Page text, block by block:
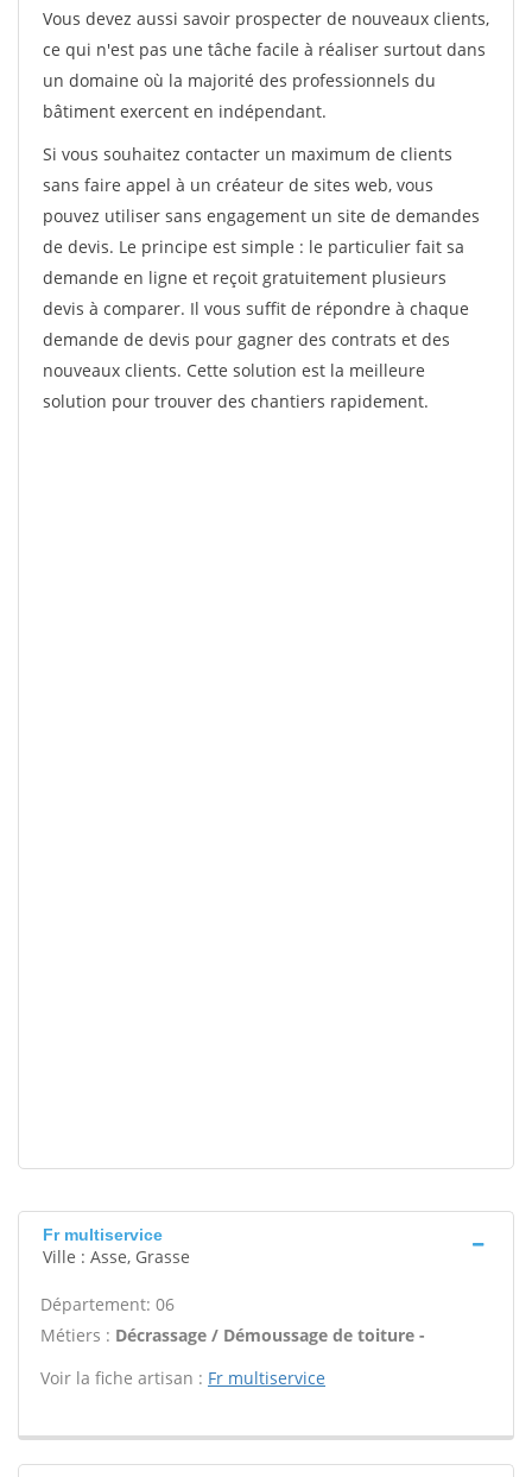
Vous devez aussi savoir prospecter de nouveaux clients,
ce qui n'est pas une tâche facile à réaliser surtout dans
un domaine où la majorité des professionnels du
bâtiment exercent en indépendant.
Si vous souhaitez contacter un maximum de clients
sans faire appel à un créateur de sites web, vous
pouvez utiliser sans engagement un site de demandes
de devis. Le principe est simple : le particulier fait sa
demande en ligne et reçoit gratuitement plusieurs
devis à comparer. Il vous suffit de répondre à chaque
demande de devis pour gagner des contrats et des
nouveaux clients. Cette solution est la meilleure
solution pour trouver des chantiers rapidement.
Fr multiservice
Ville : Asse, Grasse
Département: 06
Métiers : Décrassage / Démoussage de toiture -
Voir la fiche artisan : Fr multiservice